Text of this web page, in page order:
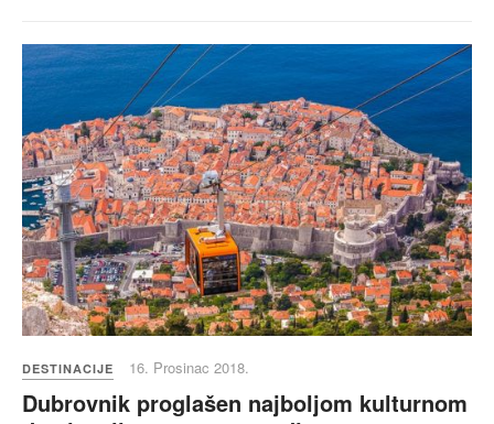
DESTINACIJE 16. Prosinac 2018.
Dubrovnik proglašen najboljom kulturnom